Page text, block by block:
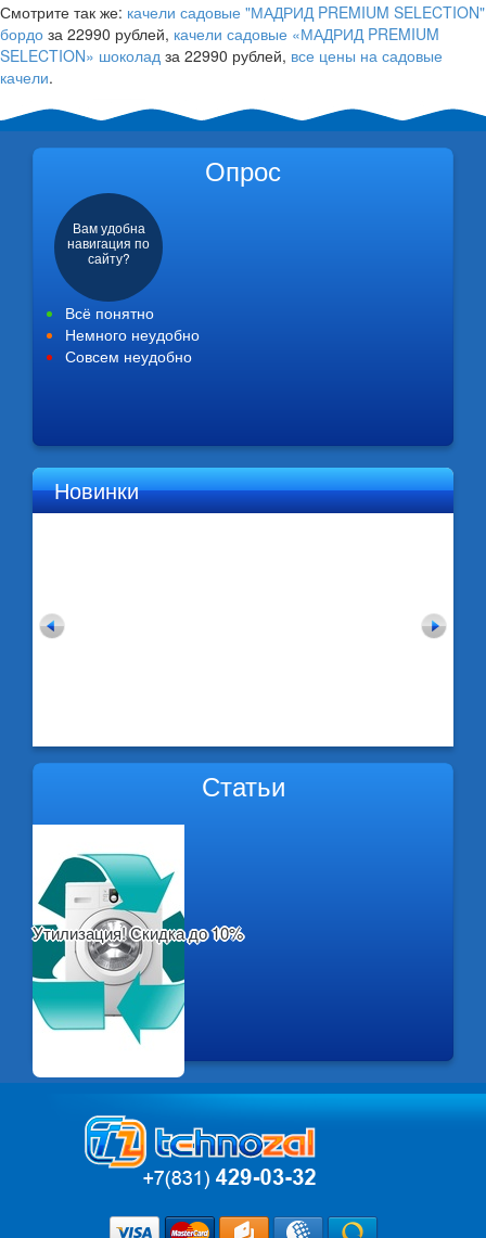
Смотрите так же: качели садовые "МАДРИД PREMIUM SELECTION"
бордо за 22990 рублей, качели садовые «МАДРИД PREMIUM
SELECTION» шоколад за 22990 рублей, все цены на садовые
качели.
Опрос
Вам удобна
навигация по
сайту?
Всё понятно
Немного неудобно
Совсем неудобно
Новинки
Статьи
Утилизация! Скидка до 10%